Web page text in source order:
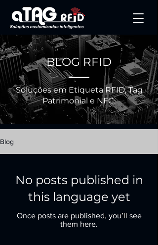
BLOG RFID
Soluções em Etiqueta RFID, Tag
Patrimonial e NFC.
Blog
No posts published in
this language yet
Once posts are published, you’ll see
them here.